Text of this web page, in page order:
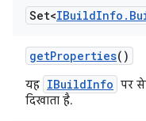
Set<IBuildInfo .
getProperties()
यह IBuildInfo पर
दिखाता है.